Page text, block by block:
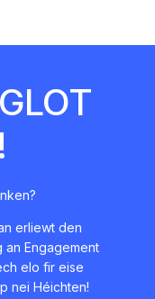
erliewt den
Engagement
elo fir eise
nei Héichten!